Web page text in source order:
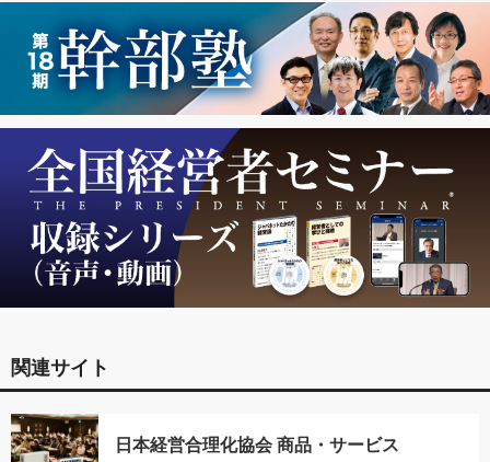
関連サイト
日本経営合理化協会 商品・サービス